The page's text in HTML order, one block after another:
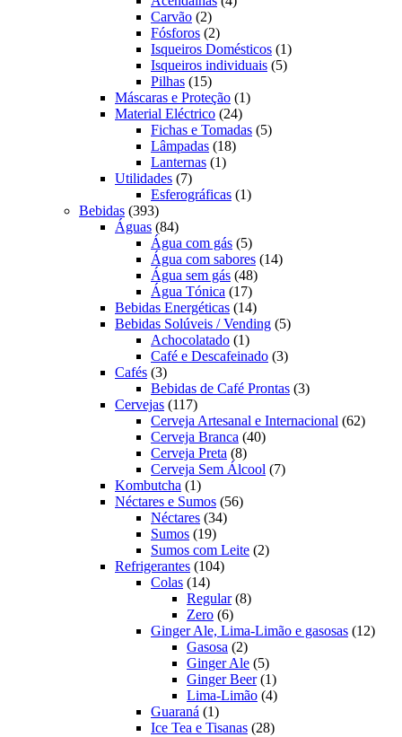
Carvão 22
produtos
Fósforos 22
produtos
Isqueiros Domésticos 11
produto
Isqueiros individuais 55
Pilhas 1515
produtos
Máscaras e Proteção 11
Material Eléctrico 2424
produtos
Fichas e Tomadas 55
Lâmpadas 1818
Lanternas 11
Utilidades 77
produtos
Esferográficas 11
Bebidas 393393
produtos
Águas 8484
produtos
Água com gás 55
produtos
Água com sabores 1414
Água sem gás 4848
Água Tónica 1717
produtos
Bebidas Energéticas 1414
produtos
Bebidas Solúveis / Vending 55
Achocolatado 11
produto
Café e Descafeinado 33
Cafés 33
produtos
Bebidas de Café Prontas 33
Cervejas 117117
produtos
Cerveja Artesanal e Internacional 6262
Cerveja Branca 4040
Cerveja Preta 88
produtos
Cerveja Sem Álcool 77
Kombutcha 11
produto
Néctares e Sumos 5656
Néctares 3434
Sumos 1919
produtos
Sumos com Leite 22
Refrigerantes 104104
Colas 1414
produtos
Regular 88
Zero 66
produtos
Ginger Ale, Lima-Limão e gasosas 1212
Gasosa 22
produtos
Ginger Ale 55
produtos
Ginger Beer 11
produto
Lima-Limão 44
Guaraná 11
produto
Ice Tea e Tisanas 2828